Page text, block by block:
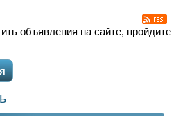
объявления на сайте, пройдите